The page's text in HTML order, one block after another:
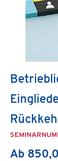
Ab